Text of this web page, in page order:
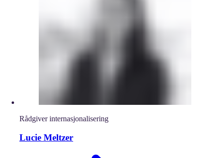
Rådgiver internasjonalisering
Lucie Meltzer